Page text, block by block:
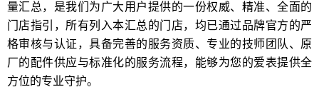
量汇总，是我们为广大用户提供的一份权威、精准、全面的
门店指引，所有列入本汇总的门店，均已通过品牌官方的严
格审核与认证，具备完善的服务资质、专业的技师团队、原
厂的配件供应与标准化的服务流程，能够为您的爱表提供全
方位的专业守护。